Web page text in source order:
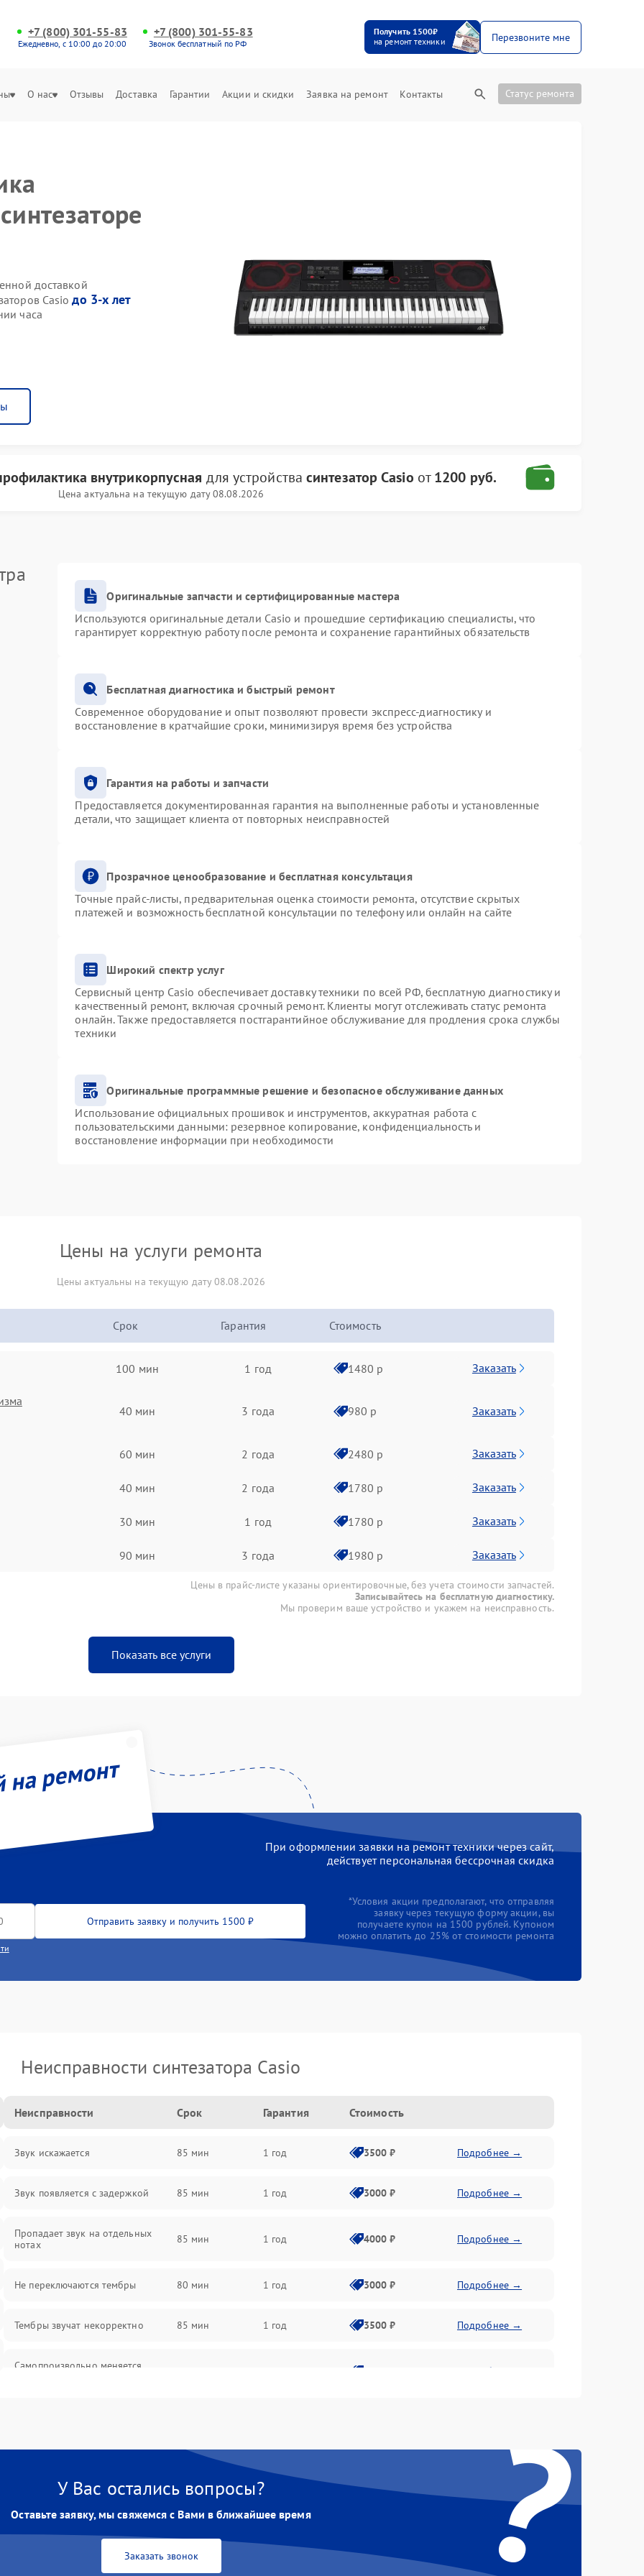
+7 (800) 301-55-83
Ежедневно, с 10:00 до 20:00
+7 (800) 301-55-83
Звонок бесплатный по РФ
Получить 1500₽
на ремонт техники
Перезвоните мне
О нас Отзывы Доставка Гарантии Акции и скидки Заявка на ремонт Контакты Статус ремонта
доставкой
Casioдо 3-х лет
часа
внутрикорпусная для устройствасинтезатор Casio от1200 руб.
Цена актуальна на текущую дату 08.08.2026
Оригинальные запчасти и сертифицированные мастера
Используются оригинальные детали Casio и прошедшие сертификацию специалисты, что
гарантирует корректную работу после ремонта и сохранение гарантийных обязательств
Бесплатная диагностика и быстрый ремонт
Современное оборудование и опыт позволяют провести экспресс-диагностику и
восстановление в кратчайшие сроки, минимизируя время без устройства
Гарантия на работы и запчасти
Предоставляется документированная гарантия на выполненные работы и установленные
детали, что защищает клиента от повторных неисправностей
Прозрачное ценообразование и бесплатная консультация
Точные прайс-листы, предварительная оценка стоимости ремонта, отсутствие скрытых
платежей и возможность бесплатной консультации по телефону или онлайн на сайте
Широкий спектр услуг
Сервисный центр Casio обеспечивает доставку техники по всей РФ, бесплатную диагностику и
качественный ремонт, включая срочный ремонт. Клиенты могут отслеживать статус ремонта
онлайн. Также предоставляется постгарантийное обслуживание для продления срока службы
техники
Оригинальные программные решение и безопасное обслуживание данных
Использование официальных прошивок и инструментов, аккуратная работа с
пользовательскими данными: резервное копирование, конфиденциальность и
восстановление информации при необходимости
Цены на услуги ремонта
Цены актуальны на текущую дату 08.08.2026
Срок Гарантия Стоимость
100 мин 1 год 1480 р Заказать
40 мин 3 года 980 р Заказать
60 мин 2 года 2480 р Заказать
40 мин 2 года 1780 р Заказать
30 мин 1 год 1780 р Заказать
90 мин 3 года 1980 р Заказать
Цены в прайс-листе указаны ориентировочные, без учета стоимости запчастей.
Записывайтесь на бесплатную диагностику.
Мы проверим ваше устройство и укажем на неисправность.
Показать все услуги
ремонт
При оформлении заявки на ремонт техники через сайт,
действует персональная бессрочная скидка
Отправить заявку и получить 1500 ₽
*Условия акции предполагают, что отправляя
заявку через текущую форму акции, вы
получаете купон на 1500 рублей. Купоном
можно оплатить до 25% от стоимости ремонта
Неисправности синтезатора Casio
Неисправности Срок Гарантия Стоимость
Звук искажается 85 мин 1 год 3500 ₽ Подробнее →
Звук появляется с задержкой 85 мин 1 год 3000 ₽ Подробнее →
Пропадает звук на отдельных
нотах
85 мин 1 год 4000 ₽ Подробнее →
Не переключаются тембры 80 мин 1 год 3000 ₽ Подробнее →
Тембры звучат некорректно 85 мин 1 год 3500 ₽ Подробнее →
Самопроизвольно меняется
2800 ₽ Подробнее →
?
У Вас остались вопросы?
Оставьте заявку, мы свяжемся с Вами в ближайшее время
Заказать звонок